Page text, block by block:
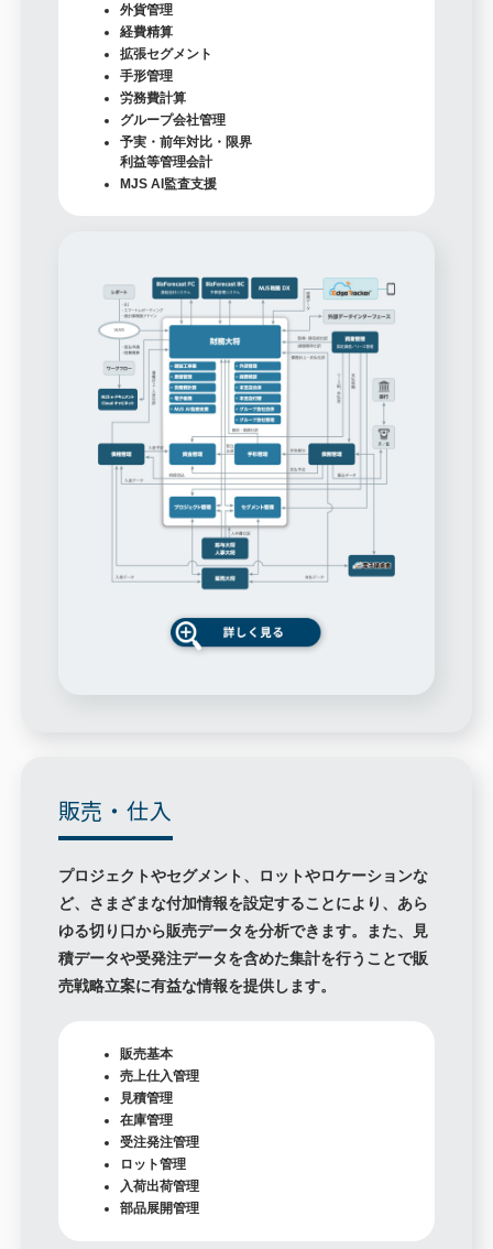
外貨管理
経費精算
拡張セグメント
手形管理
労務費計算
グループ会社管理
予実・前年対比・限界
利益等管理会計
MJS AI監査支援
販売・仕入
プロジェクトやセグメント、ロットやロケーションな
ど、さまざまな付加情報を設定することにより、あら
ゆる切り口から販売データを分析できます。また、見
積データや受発注データを含めた集計を行うことで販
売戦略立案に有益な情報を提供します。
販売基本
売上仕入管理
見積管理
在庫管理
受注発注管理
ロット管理
入荷出荷管理
部品展開管理